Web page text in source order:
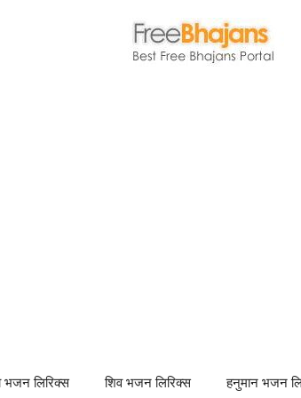
भजन लिरिक्स शिव भजन लिरिक्स हनुमान भजन